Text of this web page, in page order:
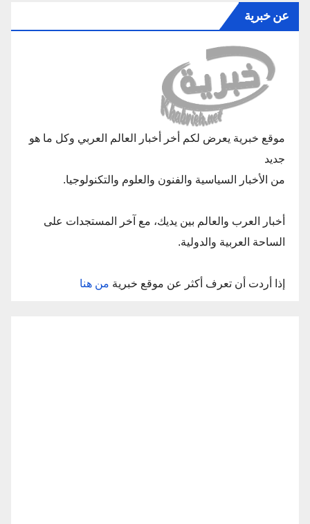
عن خبرية
موقع خبرية يعرض لكم أخر أخبار العالم العربي وكل ما هو
جديد
من الأخبار السياسية والفنون والعلوم والتكنولوجيا.
أخبار العرب والعالم بين يديك، مع آخر المستجدات على
الساحة العربية والدولية.
إذا أردت أن تعرف أكثر عن موقع خبرية من هنا